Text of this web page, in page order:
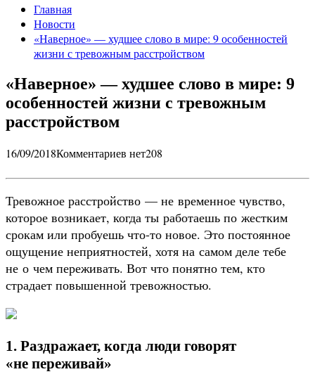
Главная
Новости
«Наверное» — худшее слово в мире: 9 особенностей
жизни с тревожным расстройством
«Наверное» — худшее слово в мире: 9
особенностей жизни с тревожным
расстройством
16/09/2018Комментариев нет208
Тревожное расстройство — не временное чувство,
которое возникает, когда ты работаешь по жестким
срокам или пробуешь что-то новое. Это постоянное
ощущение неприятностей, хотя на самом деле тебе
не о чем переживать. Вот что понятно тем, кто
страдает повышенной тревожностью.
1. Раздражает, когда люди говорят
«не переживай»